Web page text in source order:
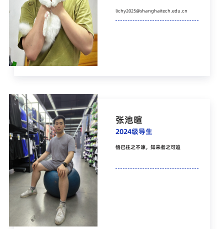
lichy2025@shanghaitech.edu.cn
张池暄
2024级导生
悟已往之不谏，知来者之可追